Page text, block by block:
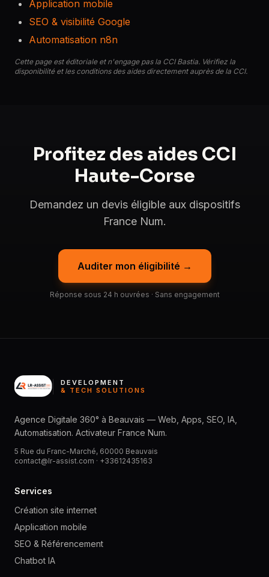
Application mobile
SEO & visibilité Google
Automatisation n8n
Cette page est éditoriale et n'engage pas la CCI Bastia. Vérifiez la
disponibilité et les conditions des aides directement auprès de la CCI.
Profitez des aides CCI
Haute-Corse
Demandez un devis éligible aux dispositifs
France Num.
Auditer mon éligibilité →
Réponse sous 24 h ouvrées · Sans engagement
DEVELOPMENT
& TECH SOLUTIONS
Agence Digitale 360° à Beauvais — Web, Apps, SEO, IA,
Automatisation. Activateur France Num.
5 Rue du Franc-Marché, 60000 Beauvais
contact@lr-assist.com · +33612435163
Services
Création site internet
Application mobile
SEO & Référencement
Chatbot IA